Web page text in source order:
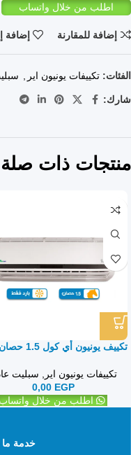
اطلب من خلال واتساب
إضافة للمقارنة إضافة
الفئات: تكييفات يونيون اير ,
شارك:
منتجات ذات صلة
تكييفات يونيون اير , سبليت
0,00 EGP
اطلب من خلال واتساب
خدمة ما